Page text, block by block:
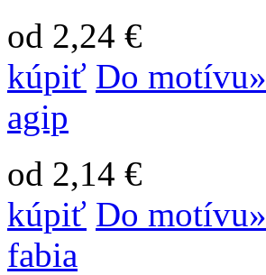
od 2,24 €
kúpiť Do motívu»
agip
od 2,14 €
kúpiť Do motívu»
fabia